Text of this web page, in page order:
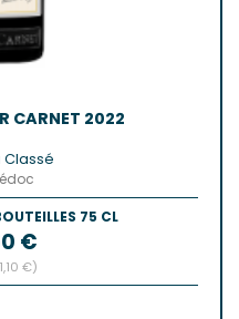
CARNET 2022
Classé
75 CL
€
€)